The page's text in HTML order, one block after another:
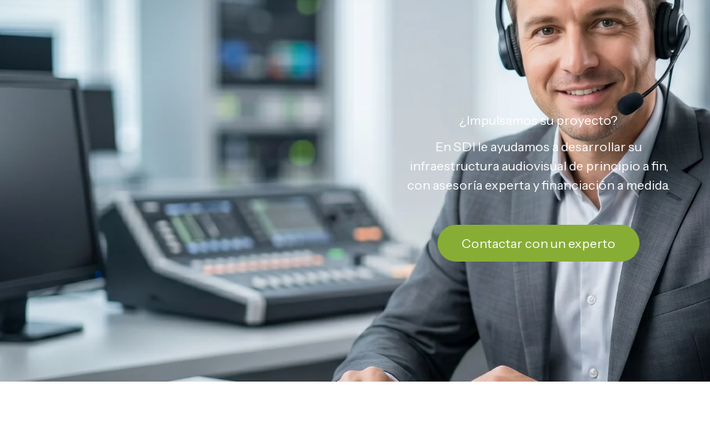
¿Impulsamos su proyecto?
En SDI le ayudamos a desarrollar su
infraestructura audiovisual de principio a fin,
con asesoría experta y financiación a medida.
Contactar con un experto